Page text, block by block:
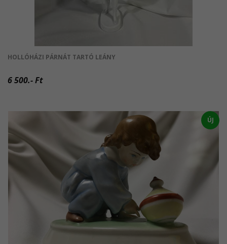
HOLLÓHÁZI PÁRNÁT TARTÓ LEÁNY
6 500.- Ft
ÚJ